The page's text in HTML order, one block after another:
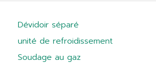
Dévidoir séparé
unité de refroidissement
Soudage au gaz